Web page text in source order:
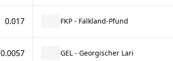
0.017 FKP - Falkland-Pfund
0.0057 GEL - Georgischer Lari